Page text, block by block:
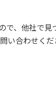
、他社で見
い合わせく